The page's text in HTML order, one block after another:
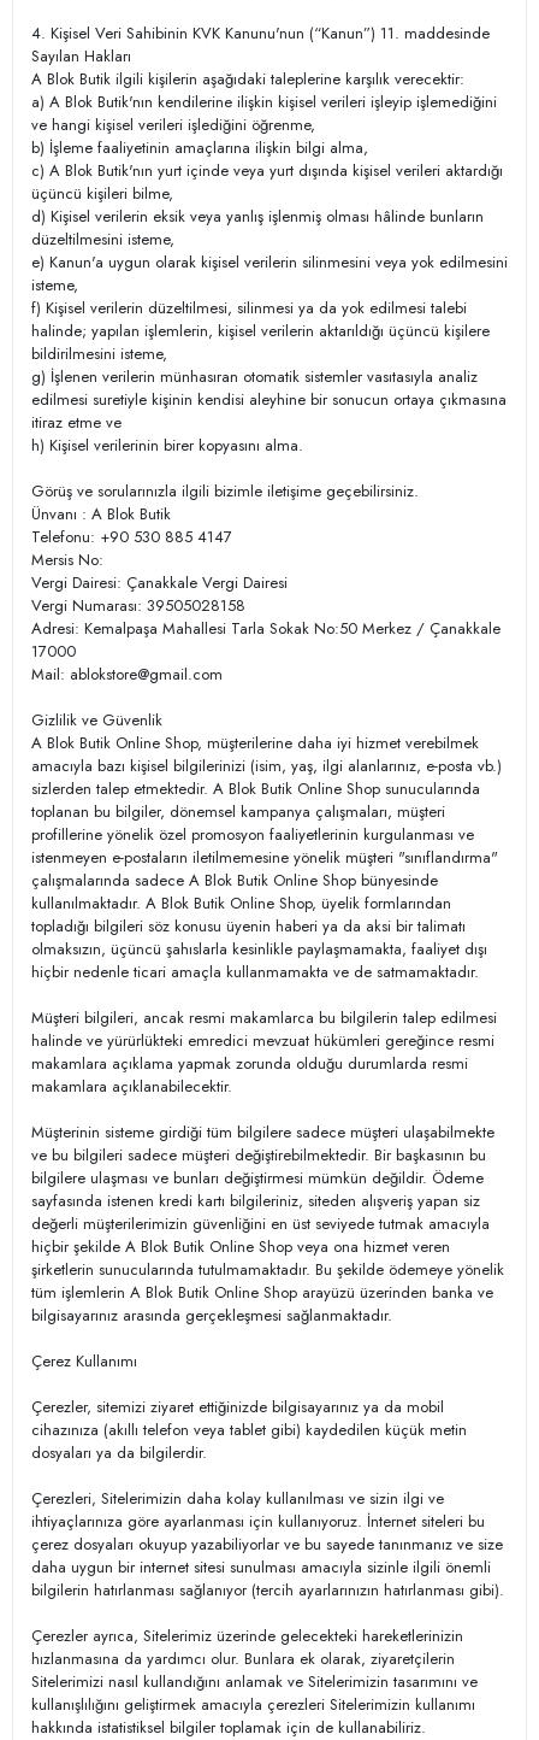
4. Kişisel Veri Sahibinin KVK Kanunu'nun (“Kanun”) 11. maddesinde
Sayılan Hakları
A Blok Butik ilgili kişilerin aşağıdaki taleplerine karşılık verecektir:
a) A Blok Butik'nın kendilerine ilişkin kişisel verileri işleyip işlemediğini
ve hangi kişisel verileri işlediğini öğrenme,
b) İşleme faaliyetinin amaçlarına ilişkin bilgi alma,
c) A Blok Butik'nın yurt içinde veya yurt dışında kişisel verileri aktardığı
üçüncü kişileri bilme,
d) Kişisel verilerin eksik veya yanlış işlenmiş olması hâlinde bunların
düzeltilmesini isteme,
e) Kanun'a uygun olarak kişisel verilerin silinmesini veya yok edilmesini
isteme,
f) Kişisel verilerin düzeltilmesi, silinmesi ya da yok edilmesi talebi
halinde; yapılan işlemlerin, kişisel verilerin aktarıldığı üçüncü kişilere
bildirilmesini isteme,
g) İşlenen verilerin münhasıran otomatik sistemler vasıtasıyla analiz
edilmesi suretiyle kişinin kendisi aleyhine bir sonucun ortaya çıkmasına
itiraz etme ve
h) Kişisel verilerinin birer kopyasını alma.
Görüş ve sorularınızla ilgili bizimle iletişime geçebilirsiniz.
Ünvanı : A Blok Butik
Telefonu: +90 530 885 4147
Mersis No:
Vergi Dairesi: Çanakkale Vergi Dairesi
Vergi Numarası: 39505028158
Adresi: Kemalpaşa Mahallesi Tarla Sokak No:50 Merkez / Çanakkale
17000
Mail: ablokstore@gmail.com
Gizlilik ve Güvenlik
A Blok Butik Online Shop, müşterilerine daha iyi hizmet verebilmek
amacıyla bazı kişisel bilgilerinizi (isim, yaş, ilgi alanlarınız, e-posta vb.)
sizlerden talep etmektedir. A Blok Butik Online Shop sunucularında
toplanan bu bilgiler, dönemsel kampanya çalışmaları, müşteri
profillerine yönelik özel promosyon faaliyetlerinin kurgulanması ve
istenmeyen e-postaların iletilmemesine yönelik müşteri "sınıflandırma"
çalışmalarında sadece A Blok Butik Online Shop bünyesinde
kullanılmaktadır. A Blok Butik Online Shop, üyelik formlarından
topladığı bilgileri söz konusu üyenin haberi ya da aksi bir talimatı
olmaksızın, üçüncü şahıslarla kesinlikle paylaşmamakta, faaliyet dışı
hiçbir nedenle ticari amaçla kullanmamakta ve de satmamaktadır.
Müşteri bilgileri, ancak resmi makamlarca bu bilgilerin talep edilmesi
halinde ve yürürlükteki emredici mevzuat hükümleri gereğince resmi
makamlara açıklama yapmak zorunda olduğu durumlarda resmi
makamlara açıklanabilecektir.
Müşterinin sisteme girdiği tüm bilgilere sadece müşteri ulaşabilmekte
ve bu bilgileri sadece müşteri değiştirebilmektedir. Bir başkasının bu
bilgilere ulaşması ve bunları değiştirmesi mümkün değildir. Ödeme
sayfasında istenen kredi kartı bilgileriniz, siteden alışveriş yapan siz
değerli müşterilerimizin güvenliğini en üst seviyede tutmak amacıyla
hiçbir şekilde A Blok Butik Online Shop veya ona hizmet veren
şirketlerin sunucularında tutulmamaktadır. Bu şekilde ödemeye yönelik
tüm işlemlerin A Blok Butik Online Shop arayüzü üzerinden banka ve
bilgisayarınız arasında gerçekleşmesi sağlanmaktadır.
Çerez Kullanımı
Çerezler, sitemizi ziyaret ettiğinizde bilgisayarınız ya da mobil
cihazınıza (akıllı telefon veya tablet gibi) kaydedilen küçük metin
dosyaları ya da bilgilerdir.
Çerezleri, Sitelerimizin daha kolay kullanılması ve sizin ilgi ve
ihtiyaçlarınıza göre ayarlanması için kullanıyoruz. İnternet siteleri bu
çerez dosyaları okuyup yazabiliyorlar ve bu sayede tanınmanız ve size
daha uygun bir internet sitesi sunulması amacıyla sizinle ilgili önemli
bilgilerin hatırlanması sağlanıyor (tercih ayarlarınızın hatırlanması gibi).
Çerezler ayrıca, Sitelerimiz üzerinde gelecekteki hareketlerinizin
hızlanmasına da yardımcı olur. Bunlara ek olarak, ziyaretçilerin
Sitelerimizi nasıl kullandığını anlamak ve Sitelerimizin tasarımını ve
kullanışlılığını geliştirmek amacıyla çerezleri Sitelerimizin kullanımı
hakkında istatistiksel bilgiler toplamak için de kullanabiliriz.